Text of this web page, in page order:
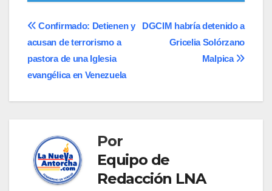
Navegación
de
entradas
DGCIM habría detenido a
Gricelia Solórzano
Malpica
Confirmado: Detienen y
acusan de terrorismo a
pastora de una Iglesia
evangélica en Venezuela
Por
Equipo de
Redacción LNA